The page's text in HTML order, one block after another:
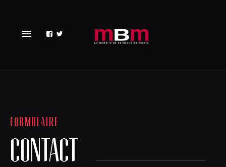
menu
FORMULAIRE
CONTACT